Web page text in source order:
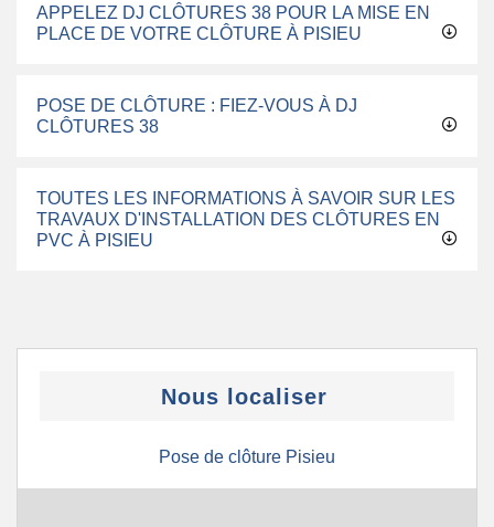
APPELEZ DJ CLÔTURES 38 POUR LA MISE EN
PLACE DE VOTRE CLÔTURE À PISIEU
POSE DE CLÔTURE : FIEZ-VOUS À DJ
CLÔTURES 38
TOUTES LES INFORMATIONS À SAVOIR SUR LES
TRAVAUX D'INSTALLATION DES CLÔTURES EN
PVC À PISIEU
Nous localiser
Pose de clôture Pisieu